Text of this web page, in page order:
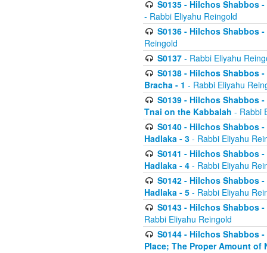
S0135 - Hilchos Shabbos
- Rabbi Eliyahu Reingold
S0136 - Hilchos Shabbos
Reingold
S0137- Rabbi Eliyahu
S0138 - Hilchos Shabbos
Bracha - 1 - Rabbi Eliyahu
S0139 - Hilchos Shabbos
Tnai on the Kabbalah - Rabbi
S0140 - Hilchos Shabbos
Hadlaka - 3 - Rabbi Eliyahu
S0141 - Hilchos Shabbos
Hadlaka - 4 - Rabbi Eliyahu
S0142 - Hilchos Shabbos
Hadlaka - 5 - Rabbi Eliyahu
S0143 - Hilchos Shabbos
Rabbi Eliyahu Reingold
S0144 - Hilchos Shabbos
Place; The Proper Amount of